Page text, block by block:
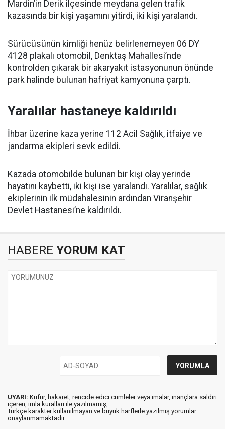
Mardin’in Derik ilçesinde meydana gelen trafik
kazasında bir kişi yaşamını yitirdi, iki kişi yaralandı.
Sürücüsünün kimliği henüz belirlenemeyen 06 DY
4128 plakalı otomobil, Denktaş Mahallesi’nde
kontrolden çıkarak bir akaryakıt istasyonunun önünde
park halinde bulunan hafriyat kamyonuna çarptı.
Yaralılar hastaneye kaldırıldı
İhbar üzerine kaza yerine 112 Acil Sağlık, itfaiye ve
jandarma ekipleri sevk edildi.
Kazada otomobilde bulunan bir kişi olay yerinde
hayatını kaybetti, iki kişi ise yaralandı. Yaralılar, sağlık
ekiplerinin ilk müdahalesinin ardından Viranşehir
Devlet Hastanesi’ne kaldırıldı.
HABERE YORUM KAT
UYARI: Küfür, hakaret, rencide edici cümleler veya imalar, inançlara saldırı
içeren, imla kuralları ile yazılmamış,
Türkçe karakter kullanılmayan ve büyük harflerle yazılmış yorumlar
onaylanmamaktadır.